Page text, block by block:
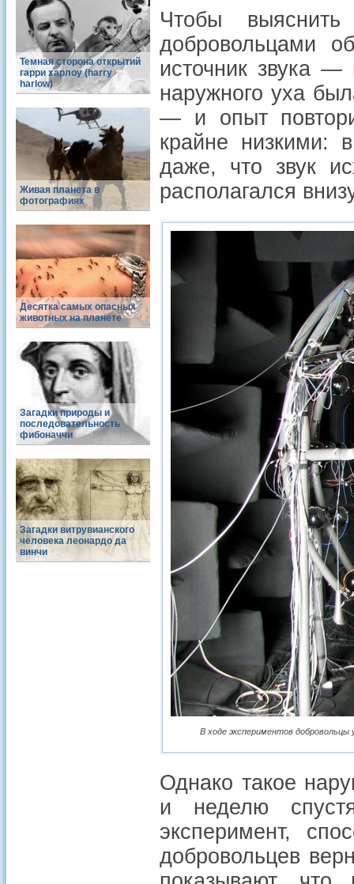
Темная сторона открытий
гарри харлоу (harry
harlow)
Живая планета в
фотографиях
Десятка самых опасных
животных на планете
Загадки природы и
последовательность
фибоначчи
Загадки витрувианского
человека леонардо да
винчи
Чтобы
добровольцами
источник звука
наружного уха
— и опыт
крайне низкими:
даже, что звук
располагался
В ходе экспериментов добровольцы
Однако такое
и неделю
эксперимент,
добровольцев